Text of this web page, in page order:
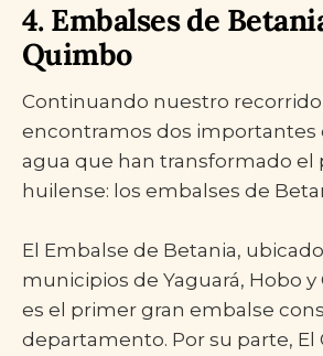
4. Embalses de
Quimbo
Continuando nuestro recorrido
encontramos dos importantes
agua que han transformado el
huilense: los embalses de
El Embalse de Betania,
municipios de Yaguará, Hobo
es el primer gran embalse
departamento. Por su parte, El